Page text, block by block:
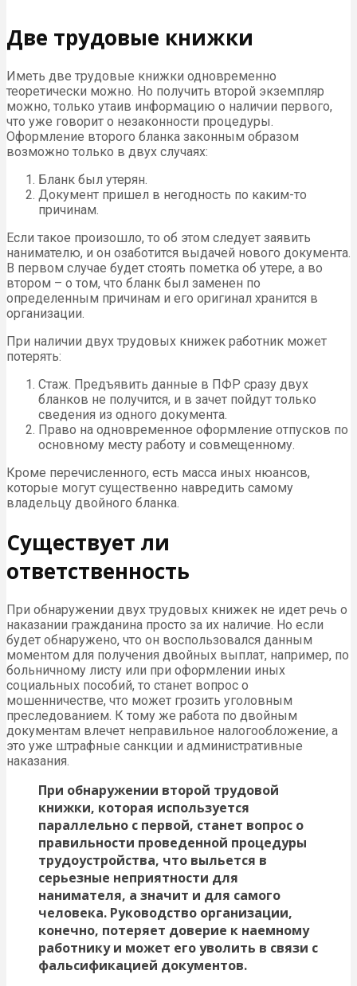
Две трудовые книжки
Иметь две трудовые книжки одновременно
теоретически можно. Но получить второй экземпляр
можно, только утаив информацию о наличии первого,
что уже говорит о незаконности процедуры.
Оформление второго бланка законным образом
возможно только в двух случаях:
Бланк был утерян.
Документ пришел в негодность по каким-то
причинам.
Если такое произошло, то об этом следует заявить
нанимателю, и он озаботится выдачей нового документа.
В первом случае будет стоять пометка об утере, а во
втором – о том, что бланк был заменен по
определенным причинам и его оригинал хранится в
организации.
При наличии двух трудовых книжек работник может
потерять:
Стаж. Предъявить данные в ПФР сразу двух
бланков не получится, и в зачет пойдут только
сведения из одного документа.
Право на одновременное оформление отпусков по
основному месту работу и совмещенному.
Кроме перечисленного, есть масса иных нюансов,
которые могут существенно навредить самому
владельцу двойного бланка.
Существует ли
ответственность
При обнаружении двух трудовых книжек не идет речь о
наказании гражданина просто за их наличие. Но если
будет обнаружено, что он воспользовался данным
моментом для получения двойных выплат, например, по
больничному листу или при оформлении иных
социальных пособий, то станет вопрос о
мошенничестве, что может грозить уголовным
преследованием. К тому же работа по двойным
документам влечет неправильное налогообложение, а
это уже штрафные санкции и административные
наказания.
При обнаружении второй трудовой
книжки, которая используется
параллельно с первой, станет вопрос о
правильности проведенной процедуры
трудоустройства, что выльется в
серьезные неприятности для
нанимателя, а значит и для самого
человека. Руководство организации,
конечно, потеряет доверие к наемному
работнику и может его уволить в связи с
фальсификацией документов.